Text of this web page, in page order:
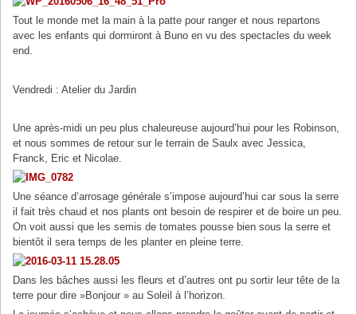
Tout le monde met la main à la patte pour ranger et nous repartons
avec les enfants qui dormiront à Buno en vu des spectacles du week
end.
Vendredi : Atelier du Jardin
Une après-midi un peu plus chaleureuse aujourd’hui pour les Robinson,
et nous sommes de retour sur le terrain de Saulx avec Jessica,
Franck, Eric et Nicolae.
Une séance d’arrosage générale s’impose aujourd’hui car sous la serre
il fait très chaud et nos plants ont besoin de respirer et de boire un peu.
On voit aussi que les semis de tomates pousse bien sous la serre et
bientôt il sera temps de les planter en pleine terre.
Dans les bâches aussi les fleurs et d’autres ont pu sortir leur tête de la
terre pour dire »Bonjour » au Soleil à l’horizon.